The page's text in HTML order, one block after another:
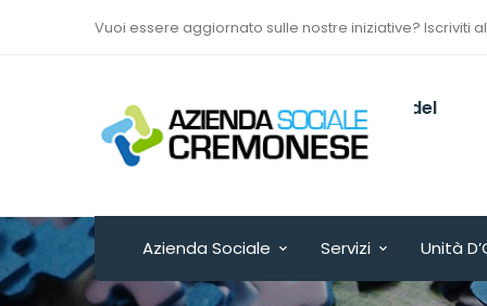
Vuoi essere aggiornato sulle nostre iniziative? Iscriviti
Via Sant’Antonio del
Fuoco n. 9/A
Cremona - ITALY
Azienda Sociale Servizi Unità